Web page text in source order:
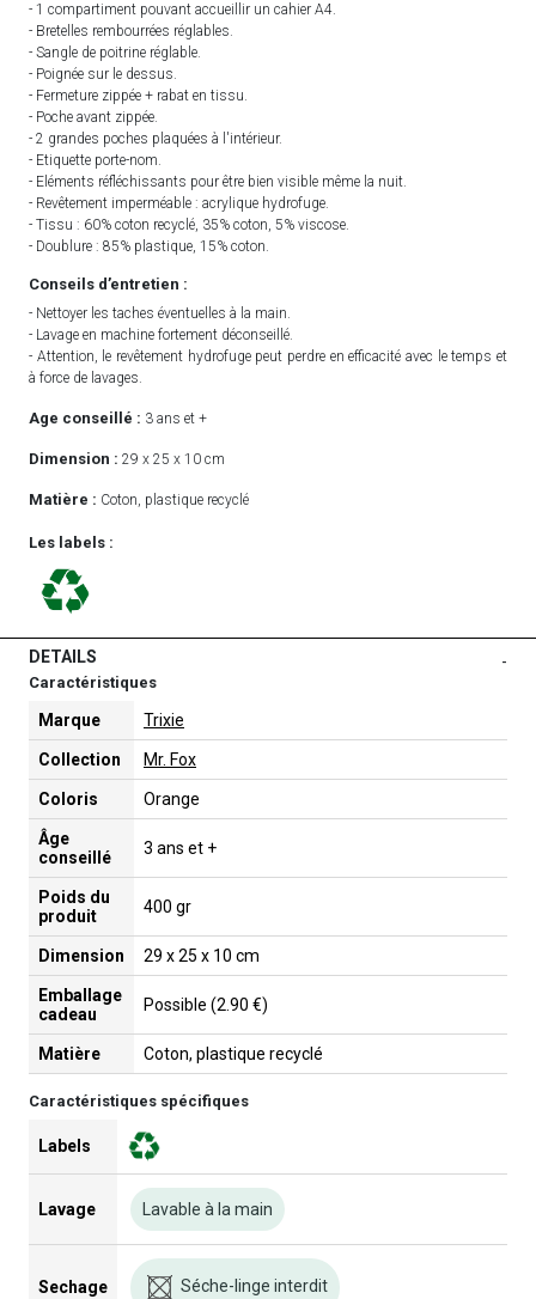
- 1 compartiment pouvant accueillir un cahier A4.
- Bretelles rembourrées réglables.
- Sangle de poitrine réglable.
- Poignée sur le dessus.
- Fermeture zippée + rabat en tissu.
- Poche avant zippée.
- 2 grandes poches plaquées à l'intérieur.
- Etiquette porte-nom.
- Eléments réfléchissants pour être bien visible même la nuit.
- Revêtement imperméable : acrylique hydrofuge.
- Tissu : 60% coton recyclé, 35% coton, 5% viscose.
- Doublure : 85% plastique, 15% coton.
Conseils d’entretien :
- Nettoyer les taches éventuelles à la main.
- Lavage en machine fortement déconseillé.
- Attention, le revêtement hydrofuge peut perdre en efficacité avec le temps et
à force de lavages.
Age conseillé : 3 ans et +
Dimension : 29 x 25 x 10 cm
Matière : Coton, plastique recyclé
Les labels :
DETAILS -
Caractéristiques
Marque Trixie
Collection Mr. Fox
Coloris Orange
Âge
conseillé
3 ans et +
Poids du
produit
400 gr
Dimension 29 x 25 x 10 cm
Emballage
cadeau
Possible (2.90 €)
Matière Coton, plastique recyclé
Caractéristiques spécifiques
Labels
Lavage Lavable à la main
Sechage Séche-linge interdit